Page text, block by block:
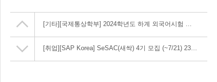
[기타] [국제통상학부] 2024학년도 하계 외국어시험 지원신청 안내
[취업] [SAP Korea] SeSAC(새싹) 4기 모집 (~7/21) 23:59까지